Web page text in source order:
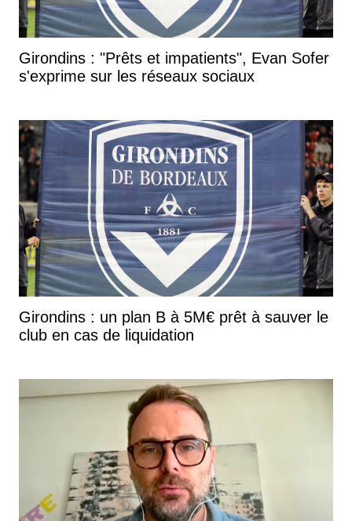
Girondins : "Prêts et impatients", Evan Sofer
s'exprime sur les réseaux sociaux
Girondins : un plan B à 5M€ prêt à sauver le
club en cas de liquidation